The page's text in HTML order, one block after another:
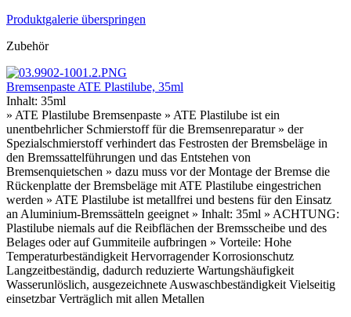
Produktgalerie überspringen
Zubehör
Bremsenpaste ATE Plastilube, 35ml
Inhalt: 35ml
» ATE Plastilube Bremsenpaste » ATE Plastilube ist ein
unentbehrlicher Schmierstoff für die Bremsenreparatur » der
Spezialschmierstoff verhindert das Festrosten der Bremsbeläge in
den Bremssattelführungen und das Entstehen von
Bremsenquietschen » dazu muss vor der Montage der Bremse die
Rückenplatte der Bremsbeläge mit ATE Plastilube eingestrichen
werden » ATE Plastilube ist metallfrei und bestens für den Einsatz
an Aluminium-Bremssätteln geeignet » Inhalt: 35ml » ACHTUNG:
Plastilube niemals auf die Reibflächen der Bremsscheibe und des
Belages oder auf Gummiteile aufbringen » Vorteile: Hohe
Temperaturbeständigkeit Hervorragender Korrosionschutz
Langzeitbeständig, dadurch reduzierte Wartungshäufigkeit
Wasserunlöslich, ausgezeichnete Auswaschbeständigkeit Vielseitig
einsetzbar Verträglich mit allen Metallen